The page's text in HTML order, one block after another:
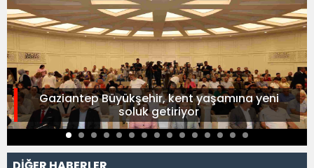
Gaziantep Büyükşehir, kent yaşamına yeni
soluk getiriyor